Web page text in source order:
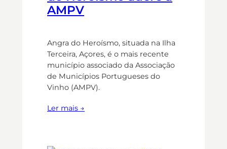
AMPV
Angra do Heroísmo, situada na Ilha
Terceira, Açores, é o mais recente
município associado da Associação
de Municípios Portugueses do
Vinho (AMPV).
Ler mais →